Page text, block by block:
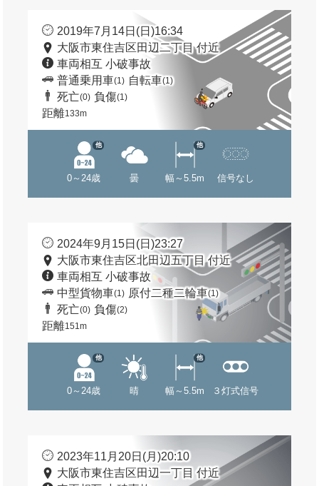
2019年7月14日(日)16:34
大阪市東住吉区田辺二丁目 付近
車両相互 小破事故
普通乗用車(1) 自転車(1)
死亡(0) 負傷(1)
距離133m
0～24歳
他
曇 幅～5.5m
他
信号なし
2024年9月15日(日)23:27
大阪市東住吉区北田辺五丁目 付近
車両相互 小破事故
中型貨物車(1) 原付二種二輪車(1)
死亡(0) 負傷(2)
距離151m
0～24歳
他
晴 幅～5.5m
他
３灯式信号
2023年11月20日(月)20:10
大阪市東住吉区田辺一丁目 付近